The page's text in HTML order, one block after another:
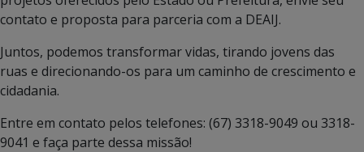
contato e proposta para parceria com a DEAIJ.
Juntos, podemos transformar vidas, tirando jovens das
ruas e direcionando-os para um caminho de crescimento e
cidadania.
Entre em contato pelos telefones: (67) 3318-9049 ou 3318-
9041 e faça parte dessa missão!